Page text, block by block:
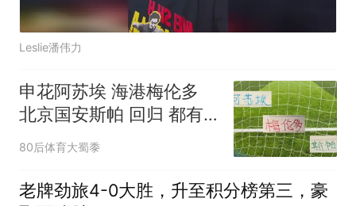
Leslie潘伟力
申花阿苏埃 海港梅伦多
北京国安斯帕 回归 都有
神勇表现
80后体育大蜀黍
老牌劲旅4-0大胜，升至积分榜第三，豪